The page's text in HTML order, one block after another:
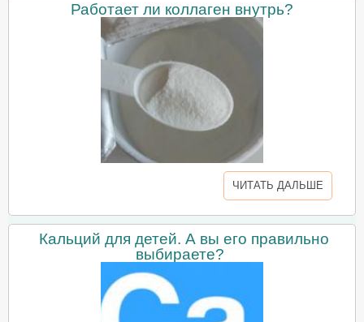
Работает ли коллаген внутрь?
ЧИТАТЬ ДАЛЬШЕ
Кальций для детей. А вы его правильно
выбираете?